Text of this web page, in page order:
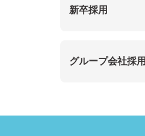
新卒採用
グループ会社採用